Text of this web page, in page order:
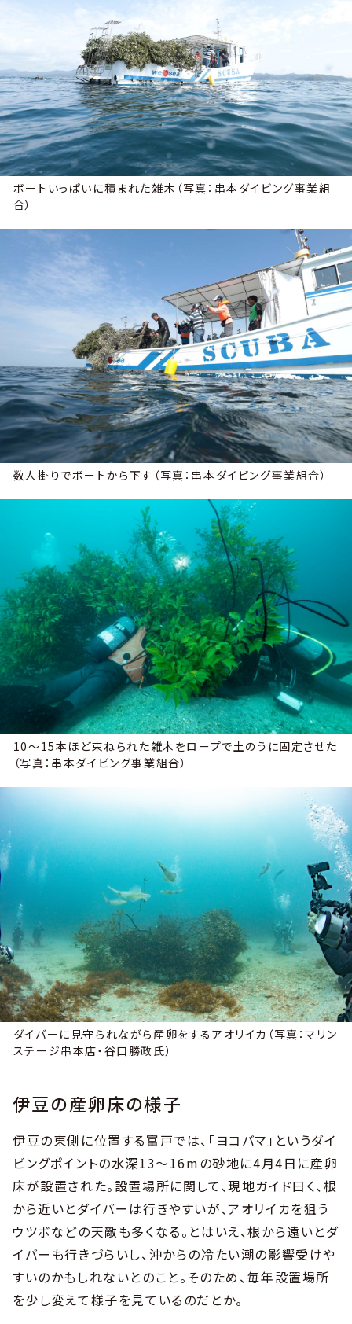
ボートいっぱいに積まれた雑木（写真：串本ダイビング事業組
合）
数人掛りでボートから下す（写真：串本ダイビング事業組合）
10〜15本ほど束ねられた雑木をロープで土のうに固定させた
（写真：串本ダイビング事業組合）
ダイバーに見守られながら産卵をするアオリイカ（写真：マリン
ステージ串本店・谷口勝政氏）
伊豆の産卵床の様子
伊豆の東側に位置する富戸では、「ヨコバマ」というダイ
ビングポイントの水深13〜16mの砂地に4月4日に産卵
床が設置された。設置場所に関して、現地ガイド曰く、根
から近いとダイバーは行きやすいが、アオリイカを狙う
ウツボなどの天敵も多くなる。とはいえ、根から遠いとダ
イバーも行きづらいし、沖からの冷たい潮の影響受けや
すいのかもしれないとのこと。そのため、毎年設置場所
を少し変えて様子を見ているのだとか。